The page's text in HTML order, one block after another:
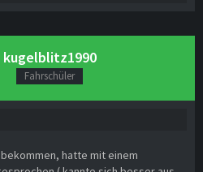
kugelblitz1990
Fahrschüler
hatte mit einem